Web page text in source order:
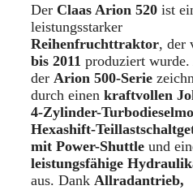
Der Claas Arion 520 ist
leistungsstarker
Reihenfruchttraktor, der
bis 2011 produziert
der Arion 500-Serie
durch einen kraftvollen
4-Zylinder-
Hexashift-
mit Power-Shuttle und
leistungsfähige
aus. Dank Allradantrieb,